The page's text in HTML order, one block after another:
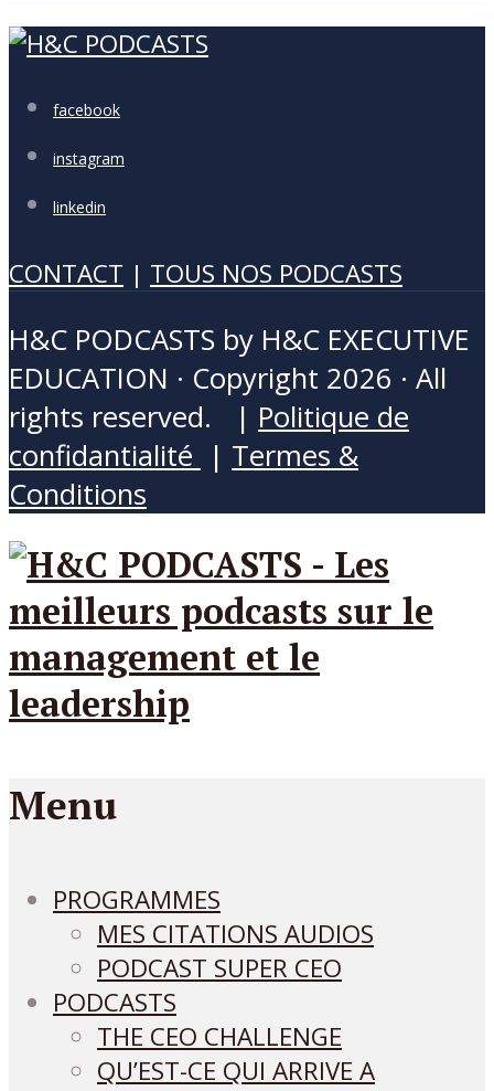
facebook
instagram
linkedin
CONTACT | TOUS NOS PODCASTS
H&C PODCASTS by H&C EXECUTIVE
EDUCATION · Copyright 2026 · All
rights reserved. | Politique de
confidantialité | Termes &
Conditions
Menu
PROGRAMMES
MES CITATIONS AUDIOS
PODCAST SUPER CEO
PODCASTS
THE CEO CHALLENGE
QU’EST-CE QUI ARRIVE A